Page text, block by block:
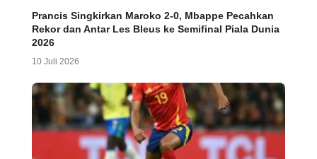
Prancis Singkirkan Maroko 2-0, Mbappe Pecahkan
Rekor dan Antar Les Bleus ke Semifinal Piala Dunia
2026
10 Juli 2026